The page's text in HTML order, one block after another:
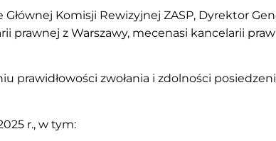
Komisji Rewizyjnej ZASP, Dyrektor
prawnej z Warszawy, mecenasi kancelarii
prawidłowości zwołania i zdolności
r., w tym: